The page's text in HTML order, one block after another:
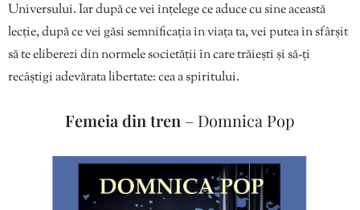
Universului. Iar după ce vei înțelege ce aduce cu sine această
lecție, după ce vei găsi semnificația în viața ta, vei putea în sfârșit
să te eliberezi din normele societății în care trăiești și să-ți
recâștigi adevărata libertate: cea a spiritului.
Femeia din tren – Domnica Pop